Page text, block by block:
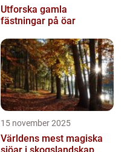
Utforska gamla
fästningar på öar
15 november 2025
Världens mest magiska